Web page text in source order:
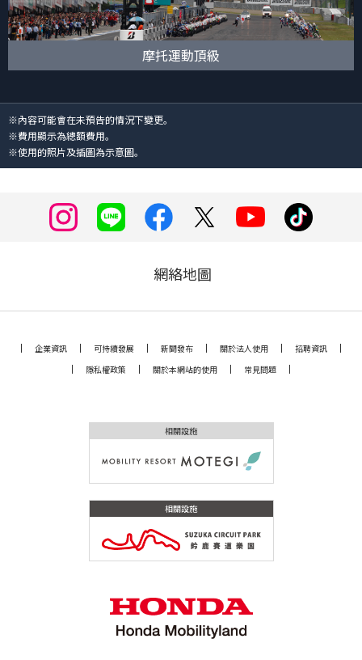
摩托運動頂級
※內容可能會在未預告的情況下變更。
※費用顯示為總額費用。
※使用的照片及插圖為示意圖。
網絡地圖
企業資訊 可持續發展 新聞發布 關於法人使用
招聘資訊
隱私權政策
關於本網站的使用 常見問題
相關設施
相關設施